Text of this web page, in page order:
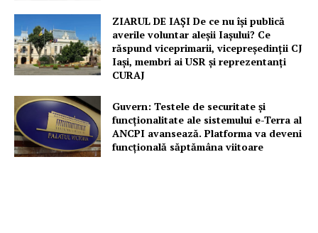
ZIARUL DE IAȘI De ce nu își publică
averile voluntar aleșii Iașului? Ce
răspund viceprimarii, vicepreședinții CJ
Iași, membri ai USR și reprezentanți
CURAJ
Guvern: Testele de securitate și
funcționalitate ale sistemului e-Terra al
ANCPI avansează. Platforma va deveni
funcțională săptămâna viitoare